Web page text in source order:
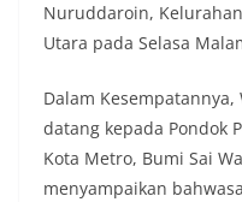
Nuruddaroin,
Utara pada Selasa
Dalam
datang kepada Pondok
Kota Metro, Bumi Sai
menyampaikan